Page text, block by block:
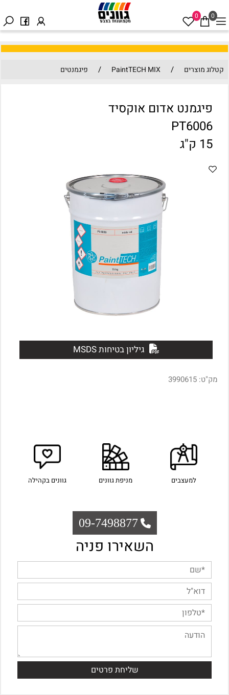
0
0
קטלוג מוצרים /
PaintTECH MIX
/ פיגמנטים
פיגמנט אדום אוקסיד
PT6006
15 ק"ג
גיליון בטיחות MSDS
מק"ט: 3990615
למעצבים מניפת גוונים גוונים בקהילה
09-7498877
השאירו פניה